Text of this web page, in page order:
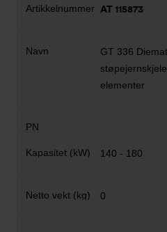
AT 115873
GT 336
elementer
140 - 180
0